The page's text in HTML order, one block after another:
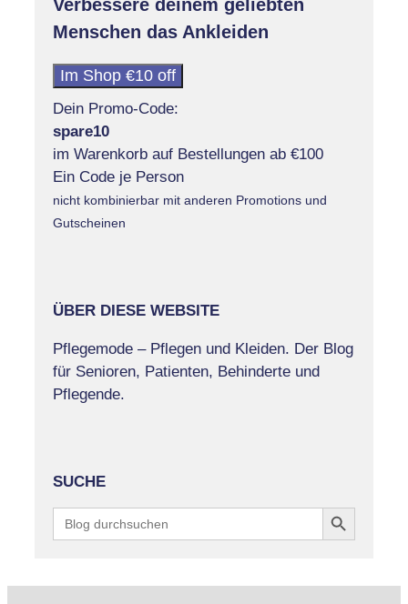
Verbessere deinem geliebten
Menschen das Ankleiden
Im Shop €10 off
Dein Promo-Code:
spare10
im Warenkorb auf Bestellungen ab €100
Ein Code je Person
nicht kombinierbar mit anderen Promotions und
Gutscheinen
ÜBER DIESE WEBSITE
Pflegemode – Pflegen und Kleiden. Der Blog
für Senioren, Patienten, Behinderte und
Pflegende.
SUCHE
Search
for:
Search Button